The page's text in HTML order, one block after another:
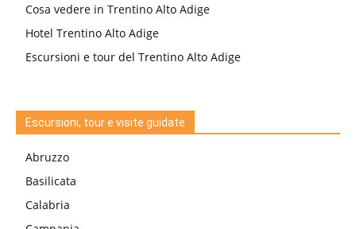
Cosa vedere in Trentino Alto Adige
Hotel Trentino Alto Adige
Escursioni e tour del Trentino Alto Adige
Escursioni, tour e visite guidate
Abruzzo
Basilicata
Calabria